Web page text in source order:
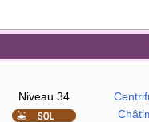
Niveau 34